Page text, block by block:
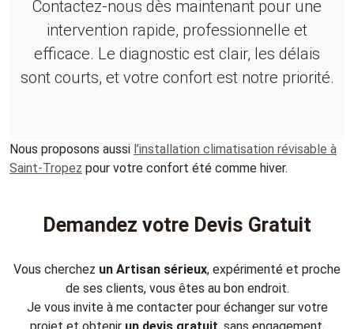
Contactez-nous dès maintenant pour une
intervention rapide, professionnelle et
efficace. Le diagnostic est clair, les délais
sont courts, et votre confort est notre priorité.
Nous proposons aussi l’installation climatisation révisable à
Saint-Tropez pour votre confort été comme hiver.
Demandez votre Devis Gratuit
Vous cherchez un Artisan sérieux, expérimenté et proche
de ses clients, vous êtes au bon endroit.
Je vous invite à me contacter pour échanger sur votre
projet et obtenir un devis gratuit, sans engagement.